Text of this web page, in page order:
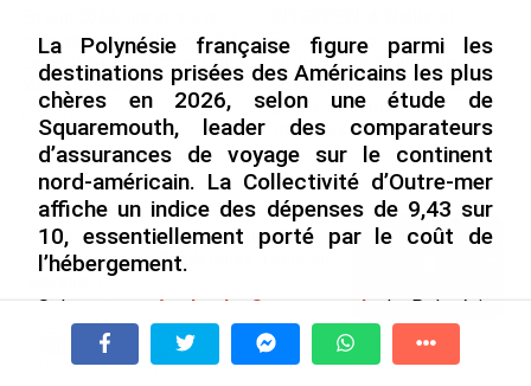
consommation diminuent à
La Réunion et augmentent à
Mayotte (Insee)
le 04/08/2026
Futuna, un tourisme
authentique et durable en
plein essor : « L’ambition
2030 c’est autant de
touristes que d’habitants »
le 04/08/2026
Prix à la consommation en juin 2026 :
progression en Guadeloupe, recul en
le 03/08/2026
Hôpitaux des Outre-mer (6/10). En
À la une Tv Radio A Propos
La Polynésie française figure parmi les
destinations prisées des Américains les plus
chères en 2026, selon une étude de
Squaremouth, leader des comparateurs
d’assurances de voyage sur le continent
nord-américain. La Collectivité d’Outre-mer
affiche un indice des dépenses de 9,43 sur
10, essentiellement porté par le coût de
l’hébergement.
Selon cette étude de Squaremouth
, la Polynésie
française est en troisième position des destinations
les plus chères et appréciées des Américains. Avec un